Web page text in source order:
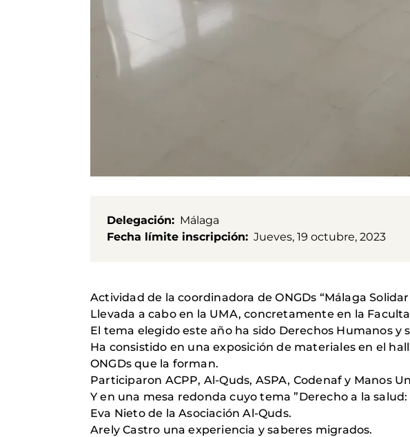
Delegación
Málaga
Fecha límite inscripción
Jueves, 19 octubre, 2023
Actividad de la coordinadora de ONGDs “Málaga
Llevada a cabo en la UMA, concretamente en la
El tema elegido este año ha sido Derechos Humanos y
Ha consistido en una exposición de materiales en el
ONGDs que la forman.
Participaron ACPP, Al-Quds, ASPA, Codenaf y Manos
Y en una mesa redonda cuyo tema ”Derecho a la
Eva Nieto de la Asociación Al-Quds.
Arely Castro una experiencia y saberes migrados.